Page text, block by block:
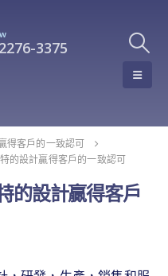
3375
得客戶的一致認可
的設計贏得客戶的一致認可
的設計贏得客戶